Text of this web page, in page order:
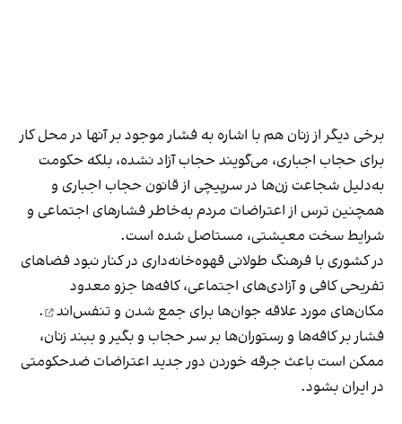
برخی دیگر از زنان هم با اشاره به فشار موجود بر آنها در محل کار
برای حجاب اجباری، می‌گویند حجاب آزاد نشده، بلکه حکومت
به‌دلیل شجاعت زن‌ها در سرپیچی از قانون حجاب اجباری و
همچنین ترس از اعتراضات مردم به‌خاطر فشارهای اجتماعی و
شرایط سخت معیشتی، مستاصل شده است.
در کشوری با فرهنگ طولانی قهوه‌‌خانه‌داری در کنار نبود فضاهای
تفریحی کافی و آزادی‌های اجتماعی، کافه‌ها جزو معدود
مکان‌های مورد علاقه جوان‌ها برای جمع شدن و تنفس‌اند
.
فشار بر کافه‌ها و رستوران‌ها بر سر حجاب و بگیر و ببند زنان،
ممکن است باعث جرقه خوردن دور جدید اعتراضات ضدحکومتی
در ایران بشود.